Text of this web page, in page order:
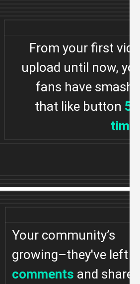
From your first
upload until now,
fans have
that like button
Your community’s
growing–they've left
comments and shared